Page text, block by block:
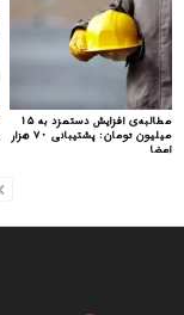
مطالبه‌ی افزایش دستمزد به ۱۵
میلیون تومان: پشتیبانی ۷۰ هزار
امضا